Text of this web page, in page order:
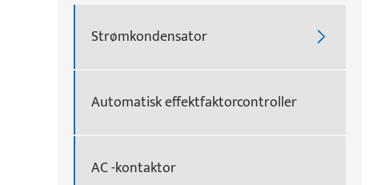
Strømkondensator 
Automatisk effektfaktorcontroller
AC -kontaktor